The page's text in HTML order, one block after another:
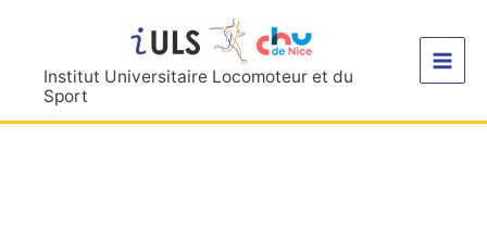
contenuInstitut Universitaire Locomoteur et du
Sport